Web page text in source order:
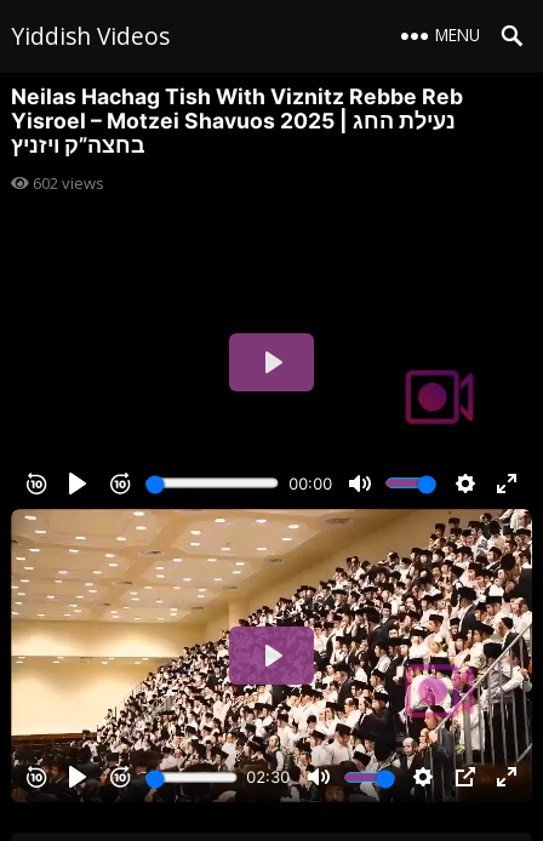
Yiddish Videos MENU
Neilas Hachag Tish With Viznitz Rebbe Reb
Yisroel – Motzei Shavuos 2025 | נעילת החג
בחצה”ק ויזניץ
602views